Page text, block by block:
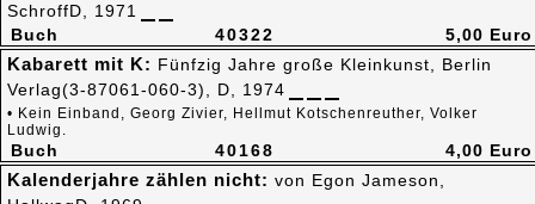
40322
Buch
SchroffD, 1971
5,00 Euro
40168
Buch
Kabarett mit K: Fünfzig Jahre große Kleinkunst, Berlin
Verlag(3-87061-060-3), D, 1974
• Kein Einband, Georg Zivier, Hellmut Kotschenreuther, Volker
Ludwig.
4,00 Euro
Kalenderjahre zählen nicht: von Egon Jameson,